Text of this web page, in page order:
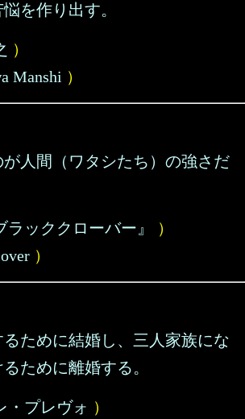
を作り出す。
）
Manshi ）
人間（ワタシたち）の強さだ
ラッククローバー』
）
）
るために結婚し、三人家族にな
ために離婚する。
・プレヴォ ）